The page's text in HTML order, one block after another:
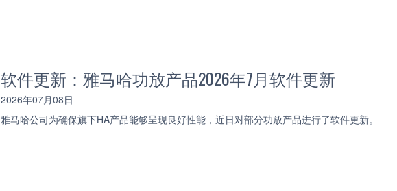
软件更新：雅马哈功放产品2026年7月软件更新
2026年07月08日
雅马哈公司为确保旗下HA产品能够呈现良好性能，近日对部分功放产品进行了软件更新。